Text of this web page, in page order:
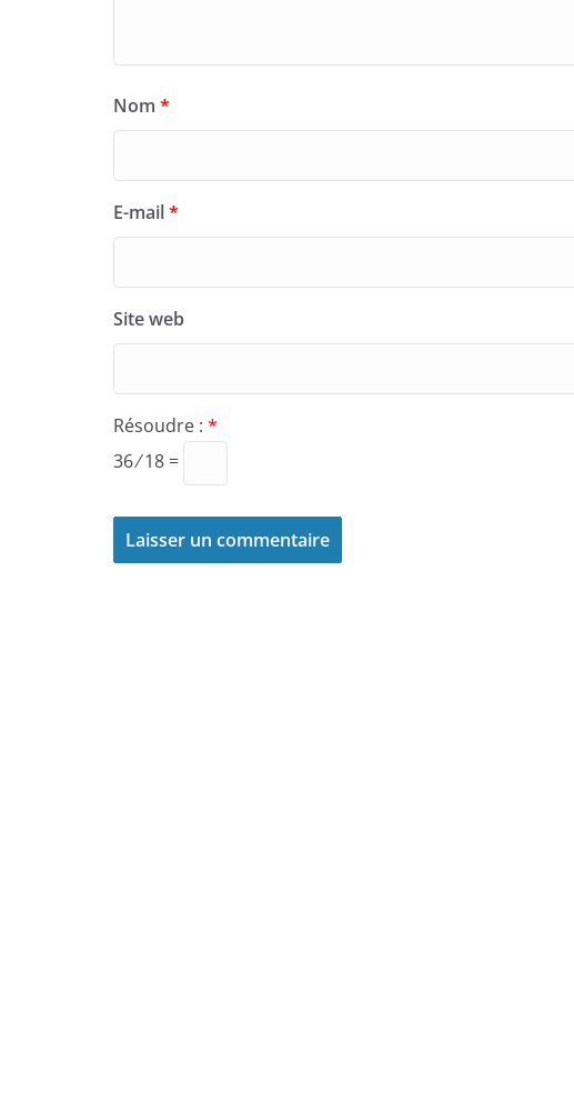
Nom *
E-mail*
Site web
Résoudre : *
36 ⁄ 18 =